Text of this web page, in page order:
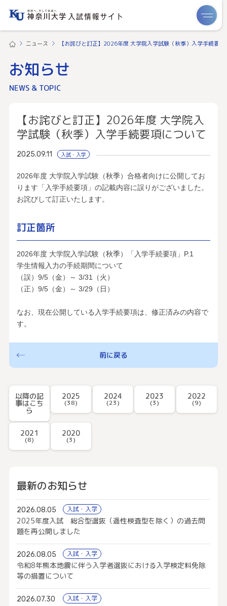
ニュース 【お詫びと訂正】2026年度 大学院入学試験（秋季）入学手続要項
お知らせ
NEWS & TOPIC
【お詫びと訂正】2026年度 大学院入
学試験（秋季）入学手続要項について
2025.09.11 入試・入学
2026年度 大学院入学試験（秋季）合格者向けに公開してお
ります「入学手続要項」の記載内容に誤りがございました。
お詫びして訂正いたします。
訂正箇所
2026年度 大学院入学試験（秋季）「入学手続要項」P.1
学生情報入力の手続期間について
（誤）9/5（金）～ 3/31（火）
（正）9/5（金）～ 3/29（日）
なお、現在公開している入学手続要項は、修正済みの内容で
す。
前に戻る
以降の記
事はこち
ら
2025
(38)
2024
(23)
2023
(3)
2022
(9)
2021
(8)
2020
(3)
最新のお知らせ
2026.08.05 入試・入学
2025年度入試 総合型選抜（適性検査型を除く）の過去問
題を再公開しました
2026.08.05 入試・入学
令和8年熊本地震に伴う入学者選抜における入学検定料免除
等の措置について
2026.07.30 入試・入学